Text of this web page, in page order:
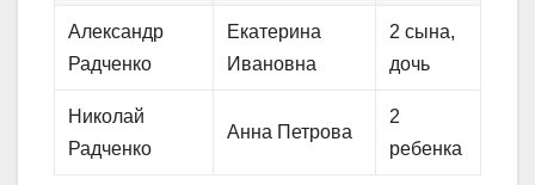
Александр
Радченко
Екатерина
Ивановна
2 сына,
дочь
Николай
Радченко
Анна Петрова
2
ребенка